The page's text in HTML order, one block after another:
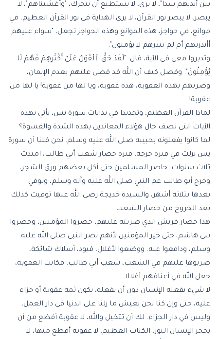
بين أيديهم سدا"، لا يرى، لا يستطيع أن يتحرك، "وأغشيناهم"، لا
يبصر، لا يبصر نور القرآن، لا يرى الهداية في نور القرآن العظيم. في
موانع، في حواجز، هذه الموانع وهذه الحواجز تجعل، "سواء عليهم
أأنذرتهم أم لم تنذرهم لا يؤمنون".
وتدبروا معي في الآية، قال: "لَقَدْ حَقَّ ٱلْقَوْلُ عَلَىٰٓ أَكْثَرِهِمْ فَهُمْ لَا
يُؤْمِنُونَ". وفصل كيف أن الله قد قضى عليهم بعدم الإيمان،
وضربهم بهذه العقوبة، هذه عقوبة، ويا لها من عقوبة! يا لها من
عقوبة!
لماذا القرآن العظيم، وتحديدا في بدايات سورة يس، يأتي بهذه
الآيات التي تصف حال هؤلاء المعاندين بهذه الشدة والقسوة؟
لما كانوا يفعلونه بحبيبه صلى الله عليه وسلم. نحن قلنا أن سورة
يس نزلت في فترة حرجة، فترة حصار شعب أبي طالب، امتدت
ثلاث سنوات. حاصر المسلمين حتى أكل بعضهم ورق الشجر،
وخرج أبو طالب عم النبي صلى الله عليه وآله وسلم، وتوفي
بعدها بثلاثة أشهر، والسيدة خديجة رضي الله عنها توفيت كذلك
بعد الخروج من حصار الشعب.
هذا حصار قريش الذي ضربته عليهم، حصروا المؤمنين، وحصروا
بني هاشم، حتى خير المؤمنين لأنهم نصر النبي صلى الله عليه
وسلم، ودافعوا عنه. ووضعوا لأغلال، قيود، أسلاك شائكة،
ضربوها عليهم في الشعب، شعب أبي طالب. فكانت العقوبة،
جعل الله في أعناقهم أغلالا.
لا شيء يفعله الإنسان دون أن يفعله، يكون ثمة عقوبة أو جزاء
عليه، حتى وإن كنا نحن نعيش ما زلنا على الدنيا في دار العمل،
وليس في دار الجزاء. لك أن تتخيل والله، لا عقوبة أفظع من أن
يحجز الإنسان النور، الكتاب العظيم، لا عقوبة أفظع منها، لا